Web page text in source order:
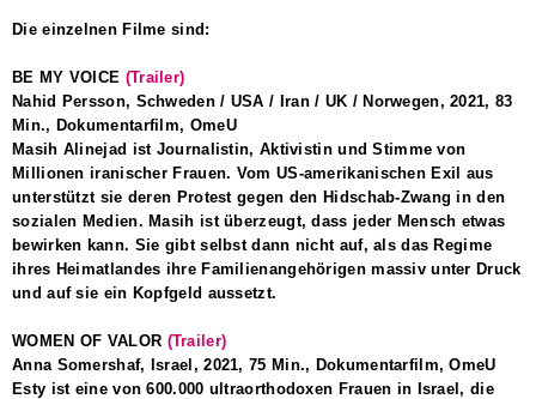
Die einzelnen Filme sind:
BE MY VOICE (Trailer)
Nahid Persson, Schweden / USA / Iran / UK / Norwegen, 2021, 83
Min., Dokumentarfilm, OmeU
Masih Alinejad ist Journalistin, Aktivistin und Stimme von
Millionen iranischer Frauen. Vom US-amerikanischen Exil aus
unterstützt sie deren Protest gegen den Hidschab-Zwang in den
sozialen Medien. Masih ist überzeugt, dass jeder Mensch etwas
bewirken kann. Sie gibt selbst dann nicht auf, als das Regime
ihres Heimatlandes ihre Familienangehörigen massiv unter Druck
und auf sie ein Kopfgeld aussetzt.
WOMEN OF VALOR (Trailer)
Anna Somershaf, Israel, 2021, 75 Min., Dokumentarfilm, OmeU
Esty ist eine von 600.000 ultraorthodoxen Frauen in Israel, die